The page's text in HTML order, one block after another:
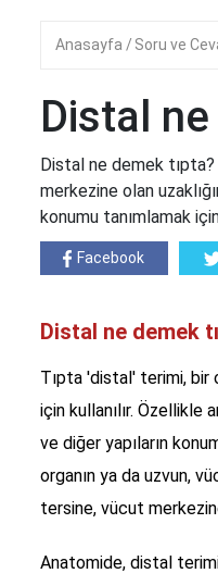
Anasayfa Soru ve
Distal
Distal ne demek tıpta?
merkezine olan
konumu tanımlamak
Facebook
Distal ne demek
Tıpta 'distal' terimi, bir
için kullanılır. Özellikle
ve diğer yapıların
organın ya da uzvun,
tersine, vücut
Anatomide, distal